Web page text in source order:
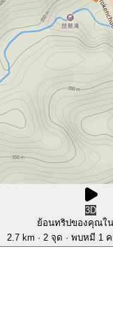
3D
ย้อนทริปของคุณใ
2.7 km · 2 จุด · พบหมี 1